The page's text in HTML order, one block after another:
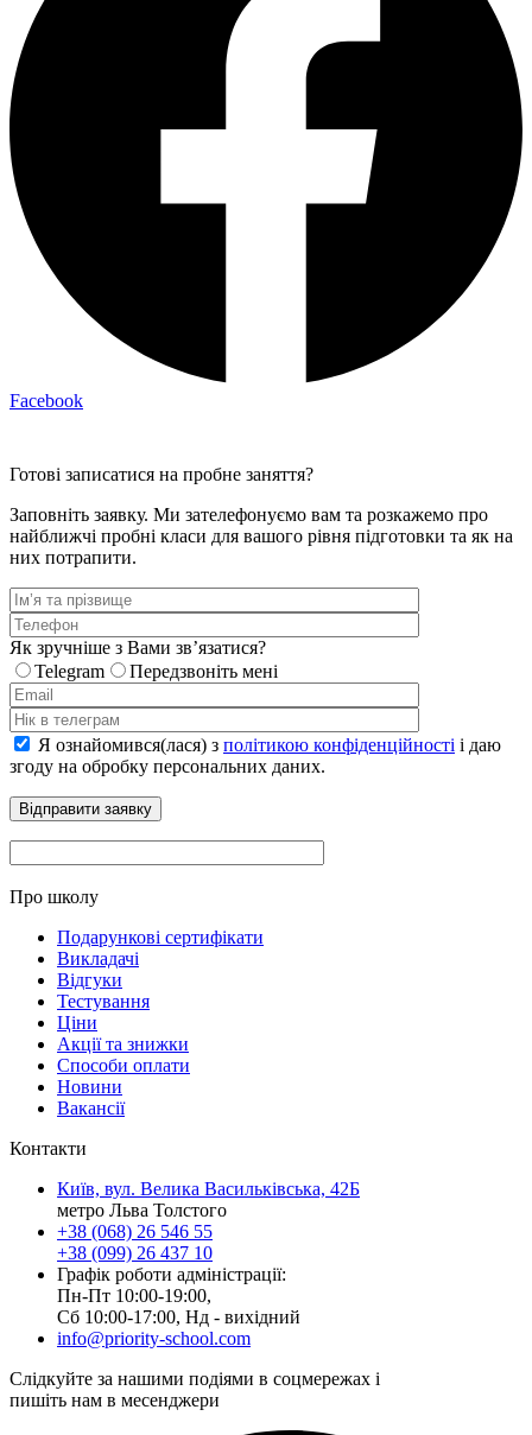
Facebook
Готові записатися на пробне заняття?
Заповніть заявку. Ми зателефонуємо вам та розкажемо про
найближчі пробні класи для вашого рівня підготовки та як на
них потрапити.
Як зручніше з Вами звʼязатися?
Telegram
Передзвоніть мені
Я ознайомився(лася) з політикою конфіденційності і даю
згоду на обробку персональних даних.
Про школу
Подарункові сертифікати
Викладачі
Відгуки
Тестування
Ціни
Акції та знижки
Способи оплати
Новини
Вакансії
Контакти
Київ, вул. Велика Васильківська, 42Б
метро Льва Толстого
+38 (068) 26 546 55
+38 (099) 26 437 10
Графік роботи адміністрації:
Пн-Пт 10:00-19:00,
Сб 10:00-17:00, Нд - вихідний
info@priority-school.com
Слідкуйте за нашими подіями в соцмережах і
пишіть нам в месенджери